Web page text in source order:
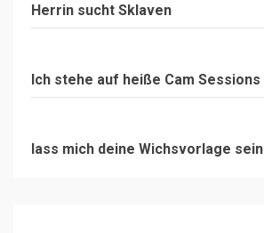
Herrin sucht Sklaven
Ich stehe auf heiße Cam Sessions
lass mich deine Wichsvorlage sein